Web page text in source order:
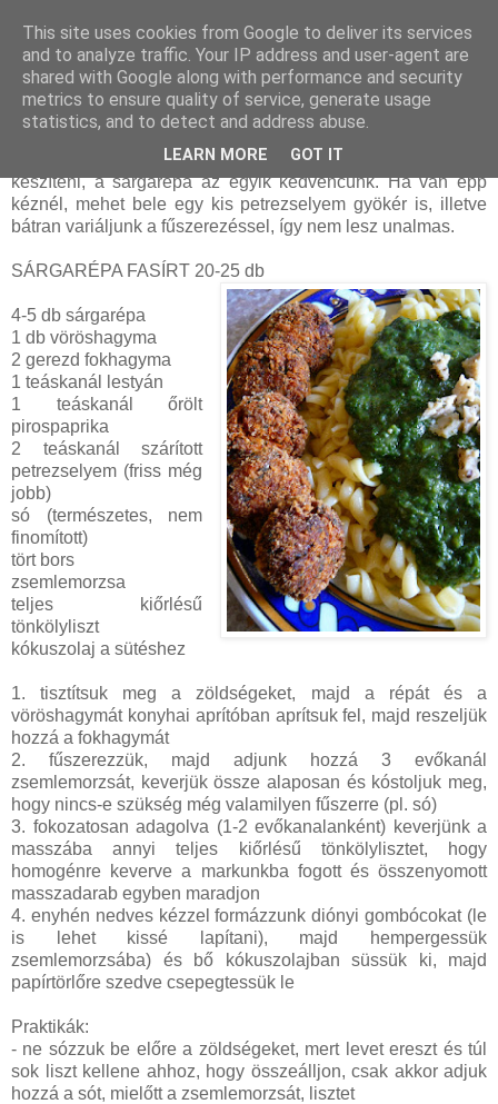
szombat, május 13, 2017
Sárgarépa fasírt (tojásmentes, vegán)
Számtalan zöldségből lehet hasonló recepttel fasírtot
készíteni, a sárgarépa az egyik kedvencünk. Ha van épp
kéznél, mehet bele egy kis petrezselyem gyökér is, illetve
bátran variáljunk a fűszerezéssel, így nem lesz unalmas.
SÁRGARÉPA FASÍRT 20-25 db
4-5 db sárgarépa
1 db vöröshagyma
2 gerezd fokhagyma
1 teáskanál lestyán
1 teáskanál őrölt
pirospaprika
2 teáskanál szárított
petrezselyem (friss még
jobb)
só (természetes, nem
finomított)
tört bors
zsemlemorzsa
teljes kiőrlésű
tönkölyliszt
kókuszolaj a sütéshez
1. tisztítsuk meg a zöldségeket, majd a répát és a
vöröshagymát konyhai aprítóban aprítsuk fel, majd reszeljük
hozzá a fokhagymát
2. fűszerezzük, majd adjunk hozzá 3 evőkanál
zsemlemorzsát, keverjük össze alaposan és kóstoljuk meg,
hogy nincs-e szükség még valamilyen fűszerre (pl. só)
3. fokozatosan adagolva (1-2 evőkanalanként) keverjünk a
masszába annyi teljes kiőrlésű tönkölylisztet, hogy
homogénre keverve a markunkba fogott és összenyomott
masszadarab egyben maradjon
4. enyhén nedves kézzel formázzunk diónyi gombócokat (le
is lehet kissé lapítani), majd hempergessük
zsemlemorzsába) és bő kókuszolajban süssük ki, majd
papírtörlőre szedve csepegtessük le
Praktikák:
- ne sózzuk be előre a zöldségeket, mert levet ereszt és túl
sok liszt kellene ahhoz, hogy összeálljon, csak akkor adjuk
hozzá a sót, mielőtt a zsemlemorzsát, lisztet
This site uses cookies from Google to deliver its services
and to analyze traffic. Your IP address and user-agent are
shared with Google along with performance and security
metrics to ensure quality of service, generate usage
statistics, and to detect and address abuse.
LEARN MORE GOT IT